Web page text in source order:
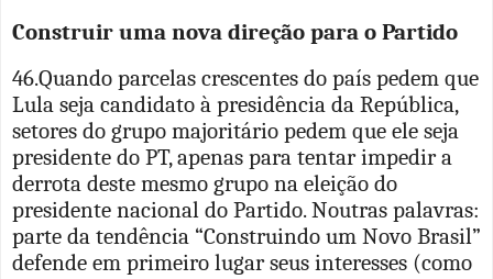
Construir uma nova direção para o Partido
46.Quando parcelas crescentes do país pedem que
Lula seja candidato à presidência da República,
setores do grupo majoritário pedem que ele seja
presidente do PT, apenas para tentar impedir a
derrota deste mesmo grupo na eleição do
presidente nacional do Partido. Noutras palavras:
parte da tendência “Construindo um Novo Brasil”
defende em primeiro lugar seus interesses (como